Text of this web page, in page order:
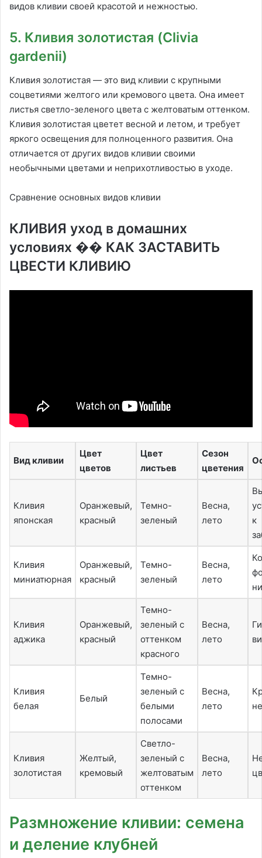
видов кливии своей красотой и нежностью.
5. Кливия золотистая (Clivia
gardenii)
Кливия золотистая — это вид кливии с крупными
соцветиями желтого или кремового цвета. Она имеет
листья светло-зеленого цвета с желтоватым оттенком.
Кливия золотистая цветет весной и летом, и требует
яркого освещения для полноценного развития. Она
отличается от других видов кливии своими
необычными цветами и неприхотливостью в уходе.
Сравнение основных видов кливии
КЛИВИЯ уход в домашних
условиях �� КАК ЗАСТАВИТЬ
ЦВЕСТИ КЛИВИЮ
Вид кливии
Цвет
цветов
Цвет
листьев
Сезон
цветения
Кливия
японская
Оранжевый,
красный
Темно-
зеленый
Весна,
лето
к
Кливия
миниатюрная
Оранжевый,
красный
Темно-
зеленый
Весна,
лето
Кливия
аджика
Оранжевый,
красный
Темно-
зеленый с
оттенком
красного
Весна,
лето
Кливия
белая
Белый
Темно-
зеленый с
белыми
полосами
Весна,
лето
Кливия
золотистая
Желтый,
кремовый
Светло-
зеленый с
желтоватым
оттенком
Весна,
лето
Размножение кливии: семена
и деление клубней